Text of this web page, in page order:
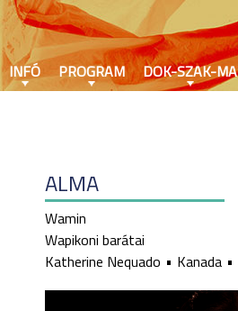
ALMA
Wamin
Wapikoni barátai
Katherine Nequado
Kanada
INFÓ PROGRAM DOK-SZAK-MA